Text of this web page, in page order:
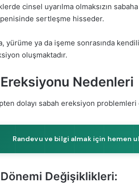
cinsel uyarılma olmaksızın
penisinde sertleşme hisseder.
yürüme ya da işeme sonrasında
oluşmaktadır.
Nedenleri
dolayı sabah ereksiyon problemleri
Randevu ve bilgi almak için hemen
Dönemi Değişiklikleri: